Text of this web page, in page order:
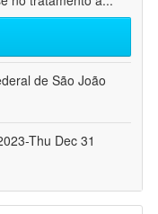
de São João
Thu Dec 31